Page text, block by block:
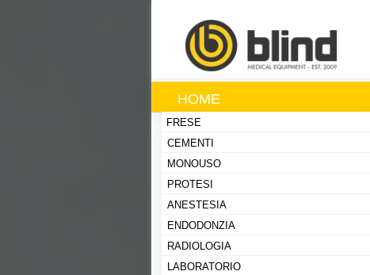
HOME
FRESE
CEMENTI
MONOUSO
PROTESI
ANESTESIA
ENDODONZIA
RADIOLOGIA
LABORATORIO